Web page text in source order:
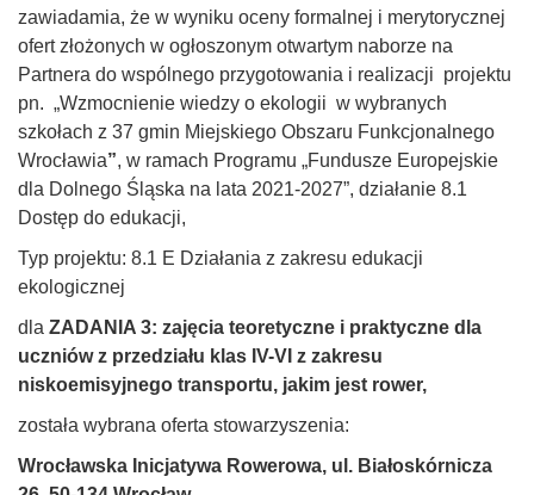
zawiadamia, że w wyniku oceny formalnej i merytorycznej
ofert złożonych w ogłoszonym otwartym naborze na
Partnera do wspólnego przygotowania i realizacji projektu
pn. „Wzmocnienie wiedzy o ekologii w wybranych
szkołach z 37 gmin Miejskiego Obszaru Funkcjonalnego
Wrocławia”, w ramach Programu „Fundusze Europejskie
dla Dolnego Śląska na lata 2021-2027”, działanie 8.1
Dostęp do edukacji,
Typ projektu: 8.1 E Działania z zakresu edukacji
ekologicznej
dla ZADANIA 3: zajęcia teoretyczne i praktyczne dla
uczniów z przedziału klas IV-VI z zakresu
niskoemisyjnego transportu, jakim jest rower,
została wybrana oferta stowarzyszenia:
Wrocławska Inicjatywa Rowerowa, ul. Białoskórnicza